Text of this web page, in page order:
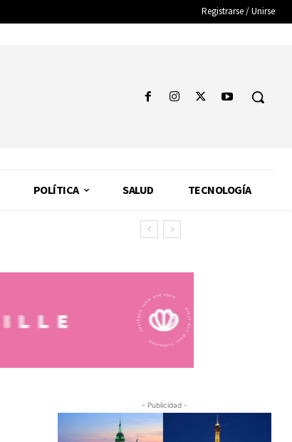
Registrarse / Unirse
POLÍTICA SALUD TECNOLOGÍA
- Publicidad -